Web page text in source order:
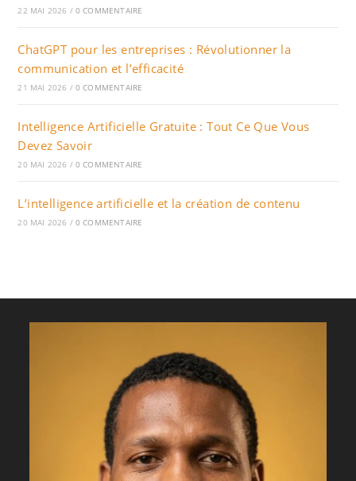
22 MAI 2026 / 0 COMMENTAIRE
ChatGPT pour les entreprises : Révolutionner la
communication et l’efficacité
21 MAI 2026 / 0 COMMENTAIRE
Intelligence Artificielle Gratuite : Tout Ce Que Vous
Devez Savoir
20 MAI 2026 / 0 COMMENTAIRE
L’intelligence artificielle et la création de contenu
20 MAI 2026 / 0 COMMENTAIRE